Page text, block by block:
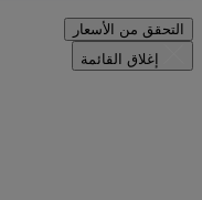
التحقق من الأسعار
إغلاق القائمة